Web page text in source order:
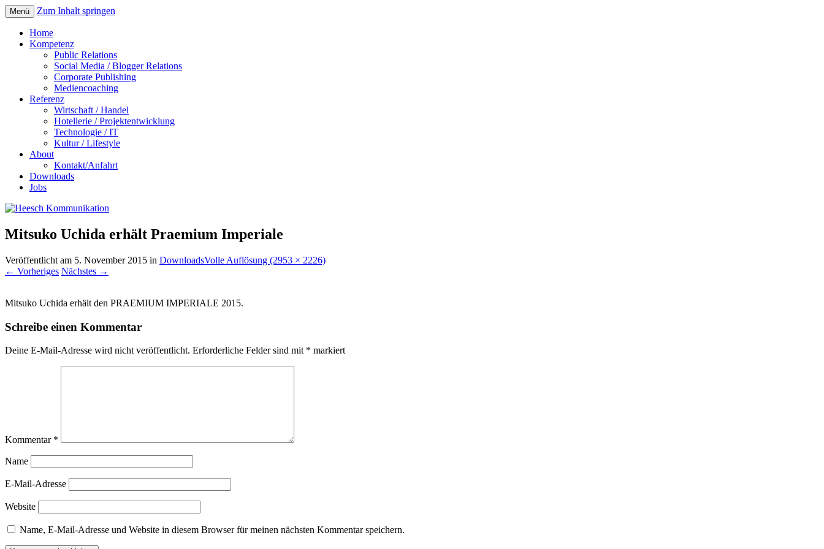
Menü Zum Inhalt springen
Home
Kompetenz
Public Relations
Social Media / Blogger Relations
Corporate Publishing
Mediencoaching
Referenz
Wirtschaft / Handel
Hotellerie / Projektentwicklung
Technologie / IT
Kultur / Lifestyle
About
Kontakt/Anfahrt
Downloads
Jobs
Mitsuko Uchida erhält Praemium Imperiale
Veröffentlicht am 5. November 2015 in DownloadsVolle Auflösung (2953 × 2226)
← Vorheriges Nächstes →
Mitsuko Uchida erhält den PRAEMIUM IMPERIALE 2015.
Schreibe einen Kommentar
Deine E-Mail-Adresse wird nicht veröffentlicht. Erforderliche Felder sind mit * markiert
Kommentar *
Name
E-Mail-Adresse
Website
Name, E-Mail-Adresse und Website in diesem Browser für meinen nächsten Kommentar speichern.